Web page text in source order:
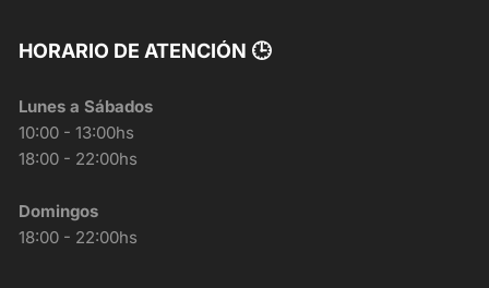
HORARIO DE ATENCIÓN 🕒
Lunes a Sábados
10:00 - 13:00hs
18:00 - 22:00hs
Domingos
18:00 - 22:00hs